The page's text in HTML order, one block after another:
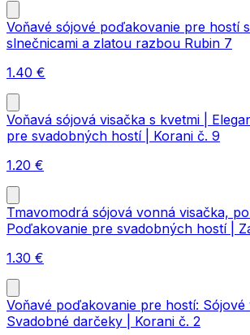
Voňavé sójové poďakovanie pre hostí
slnečnicami a zlatou razbou Rubin 7
1.40 €
Voňavá sójová visačka s kvetmi |
pre svadobných hostí | Korani č. 9
1.20 €
Tmavomodrá sójová vonná visačka,
Poďakovanie pre svadobných hostí |
1.30 €
Voňavé poďakovanie pre hostí: Sójové
Svadobné darčeky | Korani č. 2